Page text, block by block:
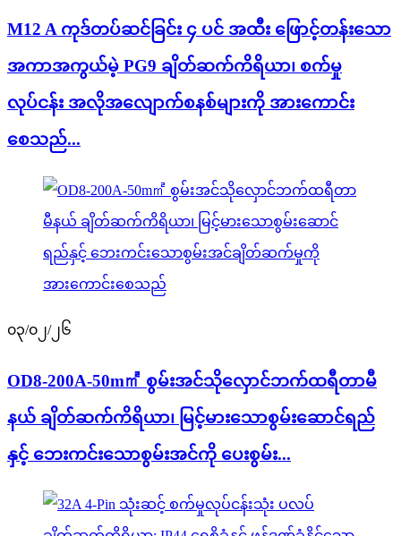
M12 A ကုဒ်တပ်ဆင်ခြင်း ၄ ပင် အထီး ဖြောင့်တန်းသော
အကာအကွယ်မဲ့ PG9 ချိတ်ဆက်ကိရိယာ၊ စက်မှု
လုပ်ငန်း အလိုအလျောက်စနစ်များကို အားကောင်း
စေသည်...
၀၃/၀၂/၂၆
OD8-200A-50m㎡ စွမ်းအင်သိုလှောင်ဘက်ထရီတာမီ
နယ် ချိတ်ဆက်ကိရိယာ၊ မြင့်မားသောစွမ်းဆောင်ရည်
နှင့် ဘေးကင်းသောစွမ်းအင်ကို ပေးစွမ်း...